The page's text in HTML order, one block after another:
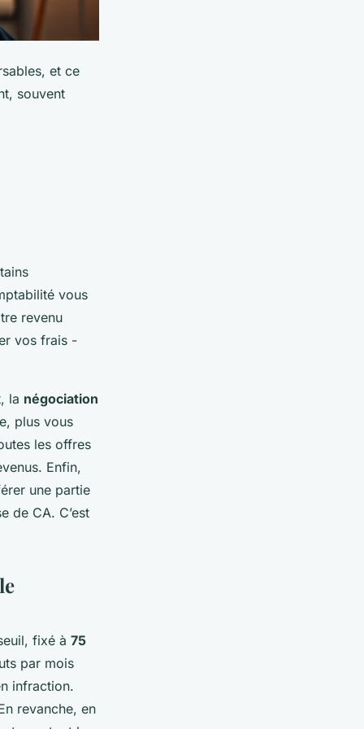
et ce
souvent
vous
revenu
vos frais -
la négociation
plus vous
les offres
Enfin,
une partie
de CA. C’est
fixé à 75
par mois
infraction.
revanche, en